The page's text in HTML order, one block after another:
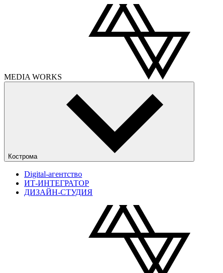
MEDIA WORKS
Кострома
Digital-агентство
ИТ-ИНТЕГРАТОР
ДИЗАЙН-СТУДИЯ